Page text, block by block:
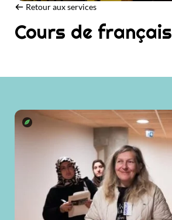
Retour aux services
Cours de français